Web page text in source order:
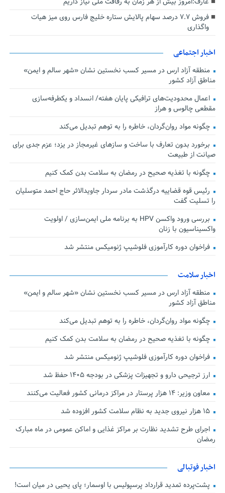
فروش ۷.۷ درصد سهام پالایش ستاره خلیج فارس روی میز هیات
واگذاری
اخبار اجتماعی
منطقه آزاد ارس در مسیر کسب نخستین نشان «شهر سالم و ایمن»
مناطق آزاد کشور
اعمال محدودیت‌های ترافیکی پایان هفته/ انسداد و یکطرفه‌سازی
مقطعی چالوس و هراز
چگونه مواد روان‌گردان، خاطره را به توهم تبدیل می‌کند
برخورد بدون تعارف با ساخت‌ و سازهای غیرمجاز در یزد؛ عزم جدی برای
صیانت از طبیعت
چگونه با تغذیه صحیح در رمضان به سلامت بدن کمک کنیم
رئیس قوه قضاییه درگذشت مادر سردار جاویدالاثر حاج احمد متوسلیان
را تسلیت گفت
بررسی ورود واکسن HPV به برنامه ملی ایمن‌سازی / اولویت
واکسیناسیون با زنان
فراخوان دوره کارآموزی فلوشیپ ژنومیکس منتشر شد
اخبار سلامت
منطقه آزاد ارس در مسیر کسب نخستین نشان «شهر سالم و ایمن»
مناطق آزاد کشور
چگونه مواد روان‌گردان، خاطره را به توهم تبدیل می‌کند
چگونه با تغذیه صحیح در رمضان به سلامت بدن کمک کنیم
فراخوان دوره کارآموزی فلوشیپ ژنومیکس منتشر شد
ارز ترجیحی دارو و تجهیزات پزشکی در بودجه ۱۴۰۵ حفظ شد
معاون وزیر: ۱۴ هزار پرستار در مراکز درمانی کشور فعالیت می‌کنند
۱۵ هزار نیروی جدید به نظام سلامت کشور افزوده شد
اجرای طرح تشدید نظارت بر مراکز غذایی و اماکن عمومی در ماه مبارک
رمضان
اخبار فوتبالی
پشت‌پرده تمدید قرارداد پرسپولیس با اوسمار؛ پای یحیی در میان است!